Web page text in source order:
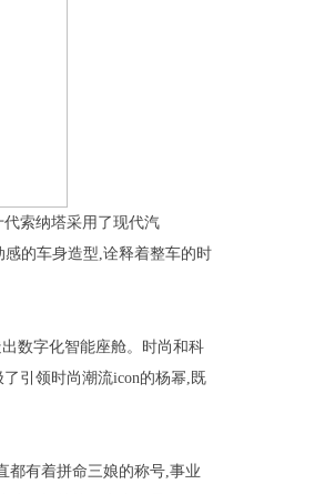
索纳塔采用了现代汽
感的车身造型,诠释着整车的时
数字化智能座舱。时尚和科
引领时尚潮流icon的杨幂,既
都有着拼命三娘的称号,事业